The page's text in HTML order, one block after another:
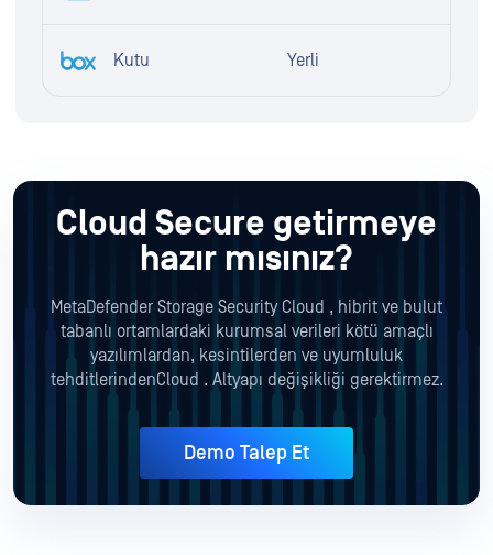
Kutu Yerli
Cloud Secure getirmeye
hazır mısınız?
MetaDefender Storage Security Cloud , hibrit ve bulut
tabanlı ortamlardaki kurumsal verileri kötü amaçlı
yazılımlardan, kesintilerden ve uyumluluk
tehditlerindenCloud . Altyapı değişikliği gerektirmez.
Demo Talep Et